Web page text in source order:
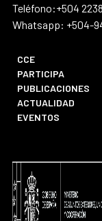
Teléfono:+504
Whatsapp: +504-
CCE
PARTICIPA
PUBLICACIONES
ACTUALIDAD
EVENTOS